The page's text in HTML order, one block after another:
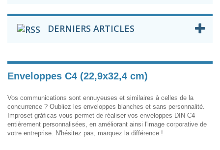
DERNIERS ARTICLES
Enveloppes C4 (22,9x32,4 cm)
Vos communications sont ennuyeuses et similaires à celles de la
concurrence ? Oubliez les enveloppes blanches et sans personnalité.
Improset gráficas vous permet de réaliser vos enveloppes DIN C4
entièrement personnalisées, en améliorant ainsi l'image corporative de
votre entreprise. N'hésitez pas, marquez la différence !